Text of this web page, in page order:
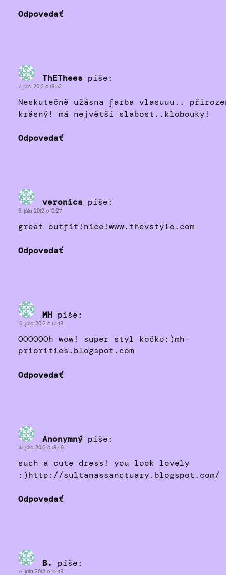
Odpovedať
ThEThees píše:
7. júla 2012 o 19:52
Neskutečně užásna farba vlasuuu..
krásný! má největší slabost..klobouky!
Odpovedať
veronica píše:
9. júla 2012 o 13:27
great outfit!nice!www.thevstyle.com
Odpovedať
MH píše:
12. júla 2012 o 17:43
OOOOOOh wow! super styl kočko:)mh-
priorities.blogspot.com
Odpovedať
Anonymný píše:
15. júla 2012 o 18:46
such a cute dress! you look lovely
:)http://sultanassanctuary.blogspot.com/
Odpovedať
B. píše:
17. júla 2012 o 14:49